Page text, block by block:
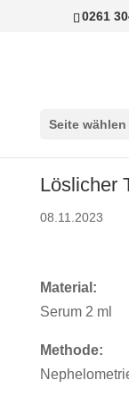
0261
Seite wählen
Löslicher
08.11.2023
Material:
Serum 2 ml
Methode: